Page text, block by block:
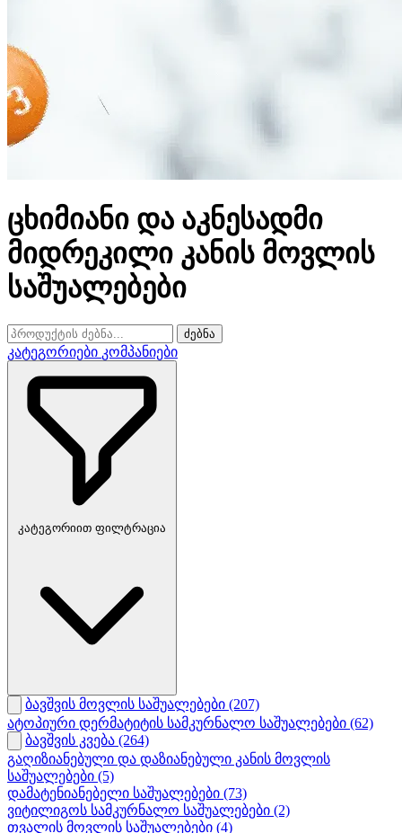
ცხიმიანი და აკნესადმი
მიდრეკილი კანის მოვლის
საშუალებები
ძებნა
კატეგორიები კომპანიები
კატეგორიით ფილტრაცია
ბავშვის მოვლის საშუალებები (207)
ატოპიური დერმატიტის სამკურნალო საშუალებები (62)
ბავშვის კვება (264)
გაღიზიანებული და დაზიანებული კანის მოვლის
საშუალებები (5)
დამატენიანებელი საშუალებები (73)
ვიტილიგოს სამკურნალო საშუალებები (2)
თვალის მოვლის საშუალებები (4)